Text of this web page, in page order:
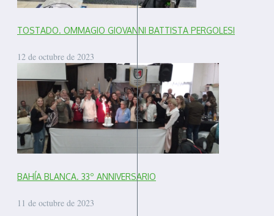
TOSTADO. OMMAGIO GIOVANNI BATTISTA PERGOLESI
12 de octubre de 2023
BAHÍA BLANCA. 33º ANNIVERSARIO
11 de octubre de 2023